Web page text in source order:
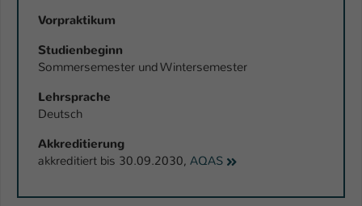
Vorpraktikum
Studienbeginn
Sommersemester und Wintersemester
Lehrsprache
Deutsch
Akkreditierung
akkreditiert bis 30.09.2030, AQAS